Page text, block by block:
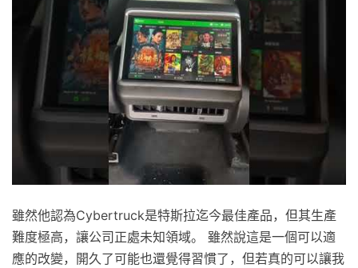
雖然他認為Cybertruck是特斯拉迄今最佳產品，但其生產
難度極高，讓公司正處未知領域。 雖然說這是一個可以適
應的改變，開久了可能也還覺得習慣了，但若真的可以讓我